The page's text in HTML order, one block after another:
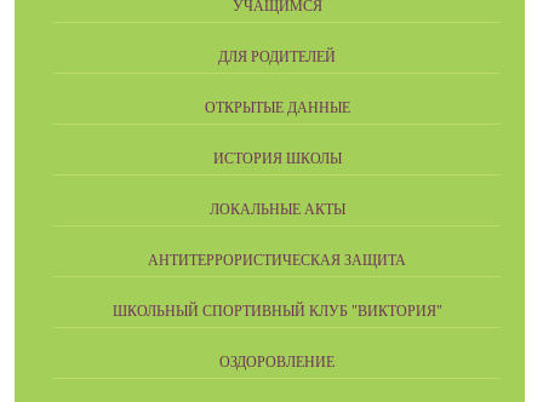
УЧАЩИМСЯ
ДЛЯ РОДИТЕЛЕЙ
ОТКРЫТЫЕ ДАННЫЕ
ИСТОРИЯ ШКОЛЫ
ЛОКАЛЬНЫЕ АКТЫ
АНТИТЕРРОРИСТИЧЕСКАЯ ЗАЩИТА
ШКОЛЬНЫЙ СПОРТИВНЫЙ КЛУБ "ВИКТОРИЯ"
ОЗДОРОВЛЕНИЕ